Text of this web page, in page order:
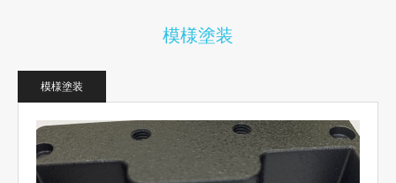
模様塗装
模様塗装